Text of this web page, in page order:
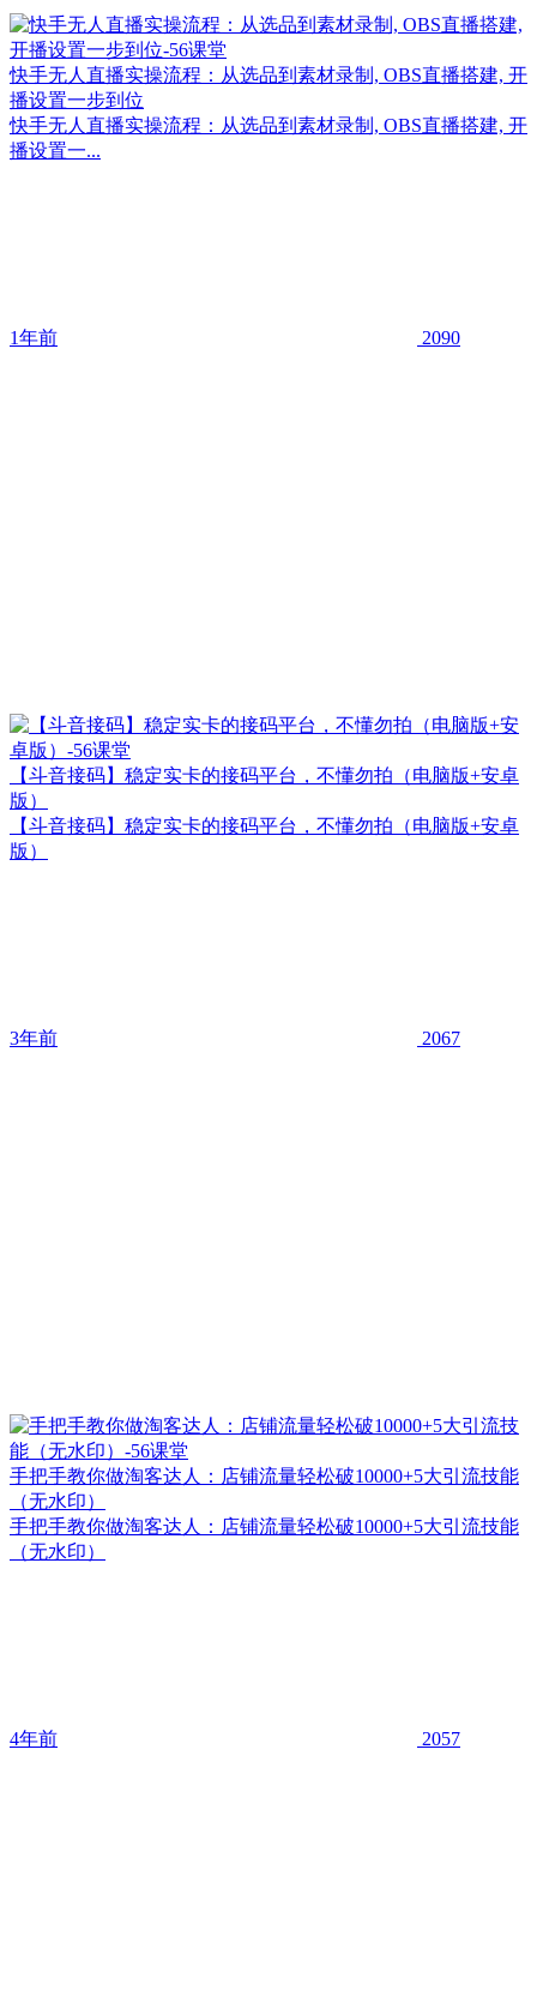
快手无人直播实操流程：从选品到素材录制, OBS直播搭建, 开
播设置一步到位
快手无人直播实操流程：从选品到素材录制, OBS直播搭建, 开
播设置一...
1年前 2090
【斗音接码】稳定实卡的接码平台，不懂勿拍（电脑版+安卓
版）
【斗音接码】稳定实卡的接码平台，不懂勿拍（电脑版+安卓
版）
3年前 2067
手把手教你做淘客达人：店铺流量轻松破10000+5大引流技能
（无水印）
手把手教你做淘客达人：店铺流量轻松破10000+5大引流技能
（无水印）
4年前 2057